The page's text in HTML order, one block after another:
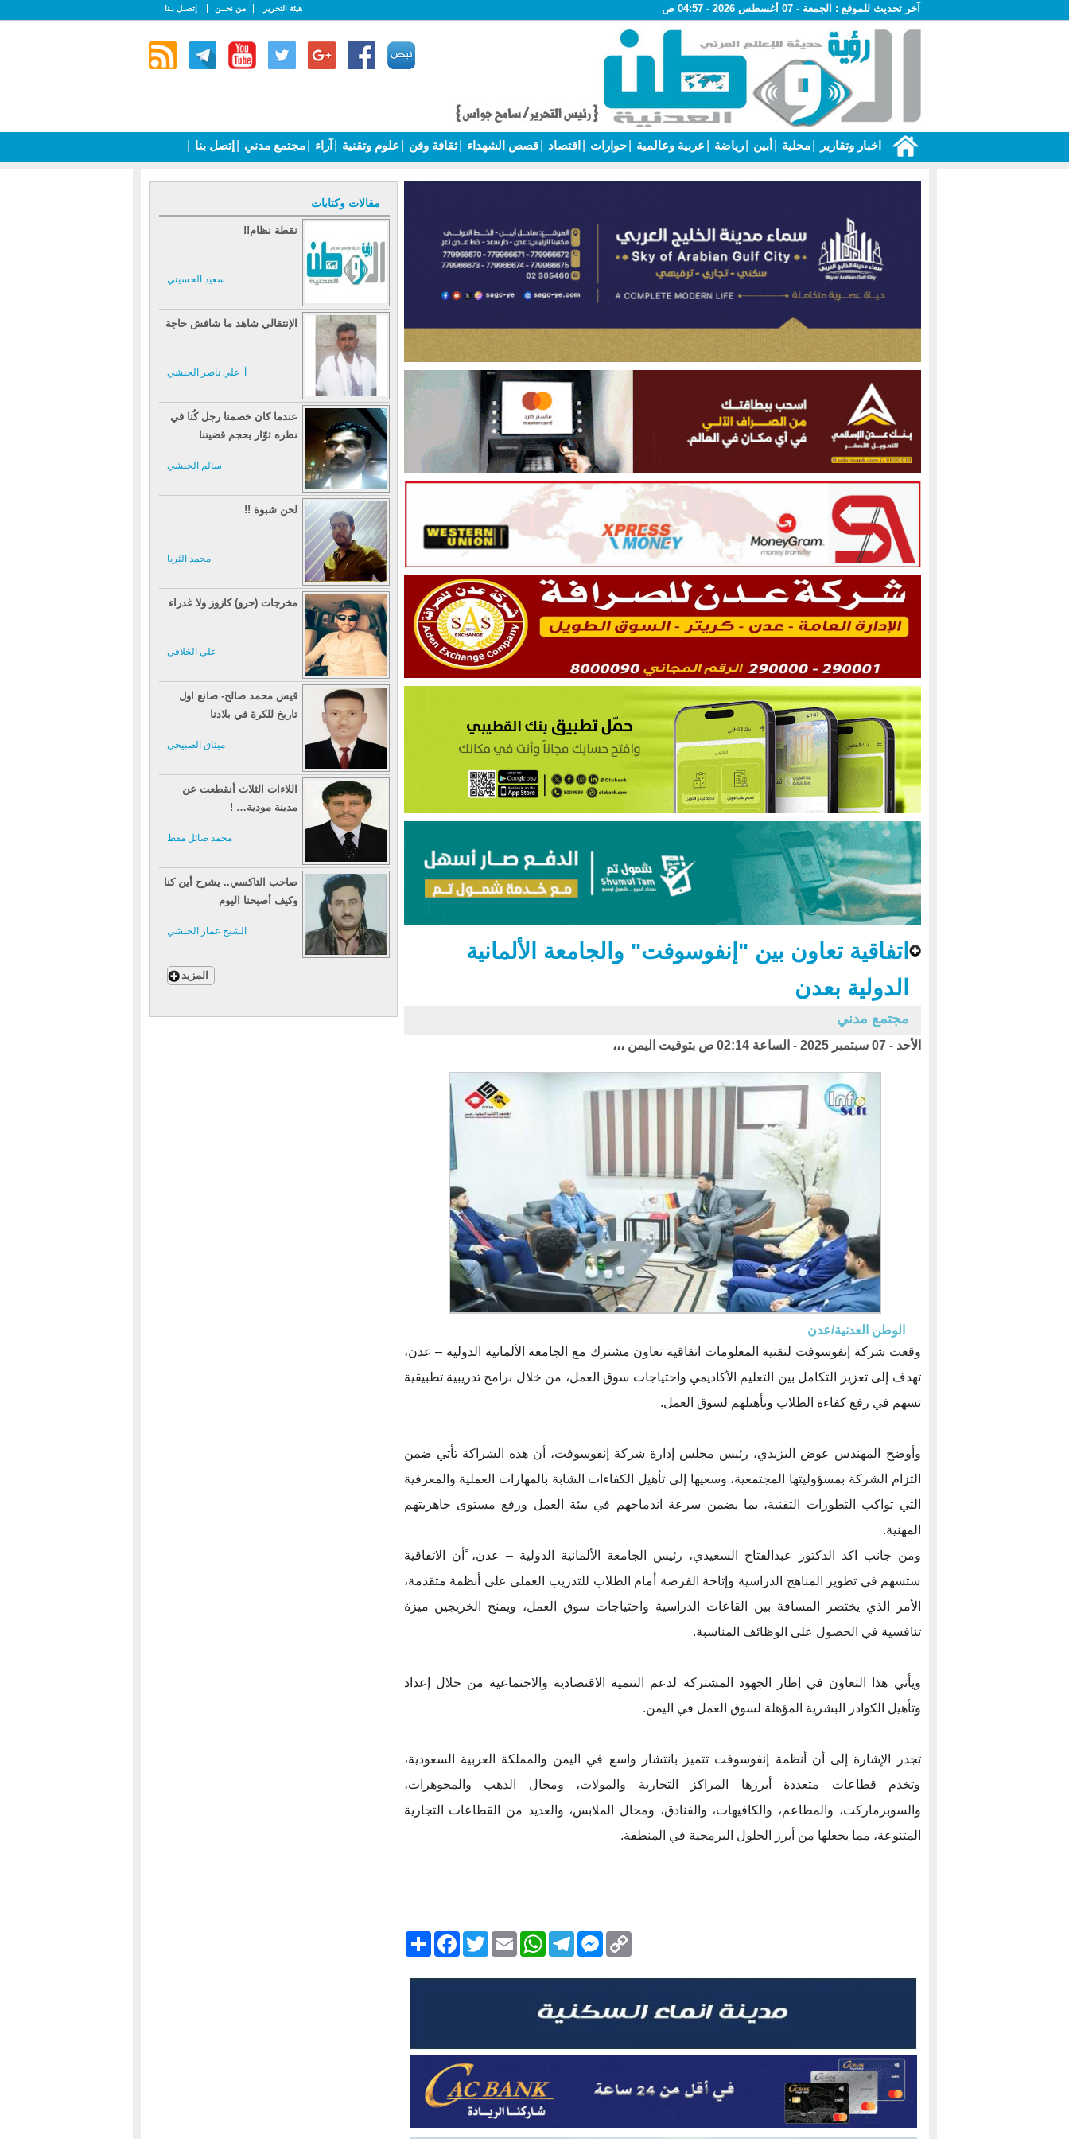
آخر تحديث للموقع : الجمعة - 07 أغسطس 2026 - 04:57 ص هيئة التحرير من نحــن إتصـل بـنا
اخبار وتقارير محلية أبين رياضة عربية وعالمية حوارات اقتصاد قصص الشهداء ثقافة وفن علوم وتقنية آراء مجتمع مدني إتصل بنا
مقالات وكتابات
نقطة نظام!!
سعيد الحسيني
الإنتقالي شاهد ما شافش حاجة
أ. علي ناصر الحنشي
عندما كان خصمنا رجل كُنا في
نظره ثوّار بحجم قضيتنا
سالم الحنشي
لحن شبوة !!
محمد الثريا
مخرجات (حرو) كازوز ولا غدراء
علي الخلاقي
قيس محمد صالح- صانع اول
تاريخ للكرة في بلادنا
ميثاق الصبيحي
اللاءات الثلاث أنقطعت عن
مدينة مودية… !
محمد صائل مقط
صاحب التاكسي.. يشرح أين كنا
وكيف أصبحنا اليوم
الشيخ عمار الحنشي
المزيد
اتفاقية تعاون بين "إنفوسوفت" والجامعة الألمانية
الدولية بعدن
مجتمع مدني
الأحد - 07 سبتمبر 2025 - الساعة 02:14 ص بتوقيت اليمن ،،،
الوطن العدنية/عدن
وقعت شركة إنفوسوفت لتقنية المعلومات اتفاقية تعاون مشترك مع الجامعة الألمانية الدولية – عدن،
تهدف إلى تعزيز التكامل بين التعليم الأكاديمي واحتياجات سوق العمل، من خلال برامج تدريبية تطبيقية
تسهم في رفع كفاءة الطلاب وتأهيلهم لسوق العمل.
وأوضح المهندس عوض اليزيدي، رئيس مجلس إدارة شركة إنفوسوفت، أن هذه الشراكة تأتي ضمن
التزام الشركة بمسؤوليتها المجتمعية، وسعيها إلى تأهيل الكفاءات الشابة بالمهارات العملية والمعرفية
التي تواكب التطورات التقنية، بما يضمن سرعة اندماجهم في بيئة العمل ورفع مستوى جاهزيتهم
المهنية.
ومن جانب اكد الدكتور عبدالفتاح السعيدي، رئيس الجامعة الألمانية الدولية – عدن، ًأن الاتفاقية
ستسهم في تطوير المناهج الدراسية وإتاحة الفرصة أمام الطلاب للتدريب العملي على أنظمة متقدمة،
الأمر الذي يختصر المسافة بين القاعات الدراسية واحتياجات سوق العمل، ويمنح الخريجين ميزة
تنافسية في الحصول على الوظائف المناسبة.
ويأتي هذا التعاون في إطار الجهود المشتركة لدعم التنمية الاقتصادية والاجتماعية من خلال إعداد
وتأهيل الكوادر البشرية المؤهلة لسوق العمل في اليمن.
تجدر الإشارة إلى أن أنظمة إنفوسوفت تتميز بانتشار واسع في اليمن والمملكة العربية السعودية،
وتخدم قطاعات متعددة أبرزها المراكز التجارية والمولات، ومحال الذهب والمجوهرات،
والسوبرماركت، والمطاعم، والكافيهات، والفنادق، ومحال الملابس، والعديد من القطاعات التجارية
المتنوعة، مما يجعلها من أبرز الحلول البرمجية في المنطقة.
انشر
FacebookTwitterEmail
WhatsAppTelegram
MessengerCopy
Link